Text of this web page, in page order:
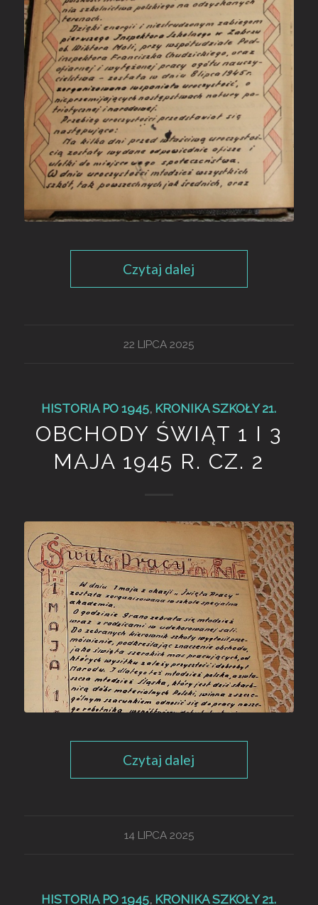
Czytaj dalej
22 LIPCA 2025
HISTORIA PO 1945, KRONIKA SZKOŁY 21.
OBCHODY ŚWIĄT 1 I 3
MAJA 1945 R. CZ. 2
Czytaj dalej
14 LIPCA 2025
HISTORIA PO 1945, KRONIKA SZKOŁY 21.